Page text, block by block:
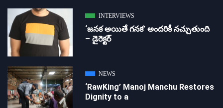
INTERVIEWS
‘జ‌న‌క అయితే గ‌న‌క‌’ అందరికీ నచ్చుతుంది
– డైరెక్ట‌ర్
NEWS
‘RawKing’ Manoj Manchu Restores
Dignity to a